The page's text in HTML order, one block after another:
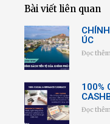
Bài viết liên quan
ÚC
Đọc thêm
100%
Đọc thêm